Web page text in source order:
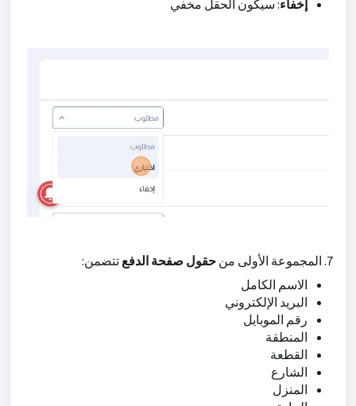
إخفاء: سيكون الحقل مخفي
7. المجموعة الأولى من حقول صفحة الدفع تتضمن:
الاسم الكامل
البريد الإلكتروني
رقم الموبايل
المنطقة
القطعة
الشارع
المنزل